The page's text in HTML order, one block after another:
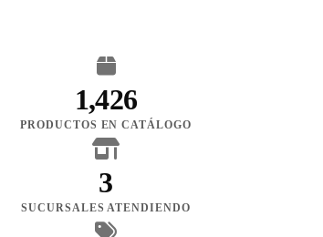
1,426
PRODUCTOS EN CATÁLOGO
3
SUCURSALES ATENDIENDO